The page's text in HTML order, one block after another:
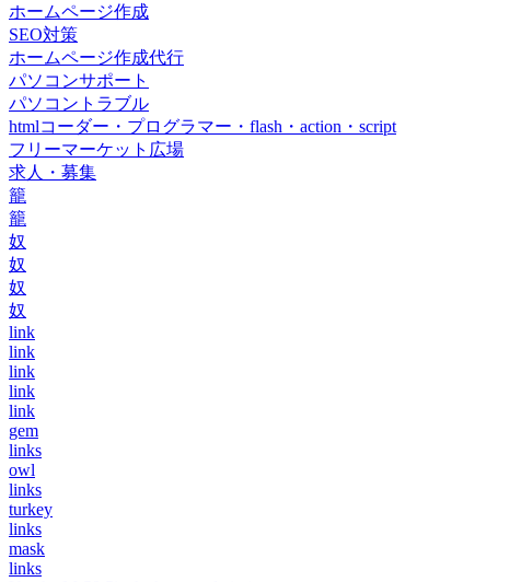
ホームページ作成
SEO対策
ホームページ作成代行
パソコンサポート
パソコントラブル
htmlコーダー・プログラマー・flash・action・script
フリーマーケット広場
求人・募集
籠
籠
奴
奴
奴
奴
link
link
link
link
link
gem
links
owl
links
turkey
links
mask
links